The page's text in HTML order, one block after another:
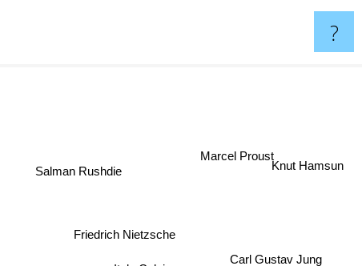
?
Friedrich Nietzsche
Knut Hamsun
Salman Rushdie